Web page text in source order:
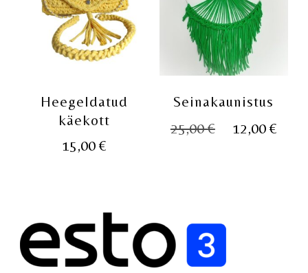
Heegeldatud
käekott
15,00€
Seinakaunistus
25,00€
Algne
12,00 €